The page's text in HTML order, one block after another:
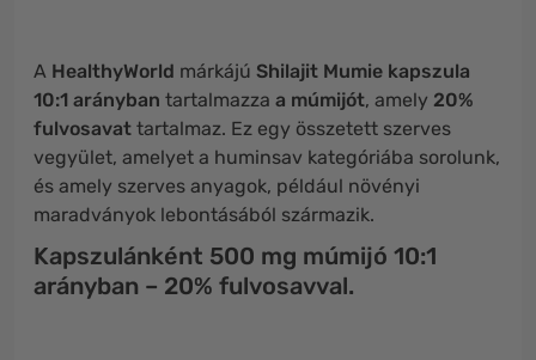
A HealthyWorld márkájú Shilajit Mumie kapszula
10:1 arányban tartalmazza a múmijót, amely 20%
fulvosavat tartalmaz. Ez egy összetett szerves
vegyület, amelyet a huminsav kategóriába sorolunk,
és amely szerves anyagok, például növényi
maradványok lebontásából származik.
Kapszulánként 500 mg múmijó 10:1
arányban – 20% fulvosavval.